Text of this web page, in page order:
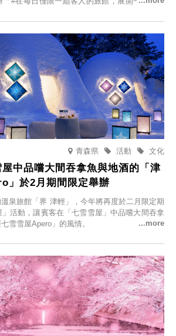
重要的人共度獨一無二的特別時光。
青森県 文化
活動
屋中品嚐大間吞拿魚與地酒的「津
」於2月期間限定舉辦
泉旅館「界 津輕」，今年將再度於二月限定期
活動，讓賓客在「七雪雪屋」中品嚐大間吞拿
雪雪屋Apero」的風情。